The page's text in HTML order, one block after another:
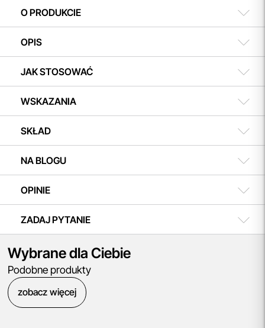
508 504 506
w koszyku i ciesz się możliwością zakupu teraz, a
O PRODUKCIE
OPIS
JAK STOSOWAĆ
WSKAZANIA
SKŁAD
NA BLOGU
OPINIE
ZADAJ PYTANIE
Wybrane dla Ciebie
Podobne produkty
zobacz więcej